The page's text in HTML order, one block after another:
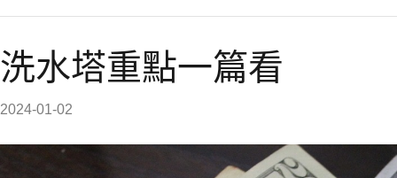
洗水塔重點一篇看
2024-01-02